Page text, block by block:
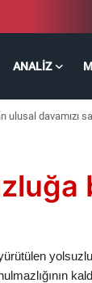
ANALIZ
ulusal davamızı